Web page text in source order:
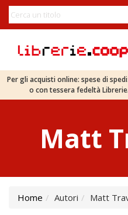
Per gli acquisti online: spese di
o con tessera fedeltà
Matt
Home Autori Matt